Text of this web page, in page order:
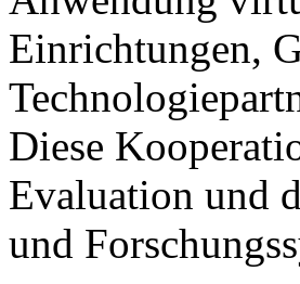
Einrichtungen,
Diese
Evaluation und
und